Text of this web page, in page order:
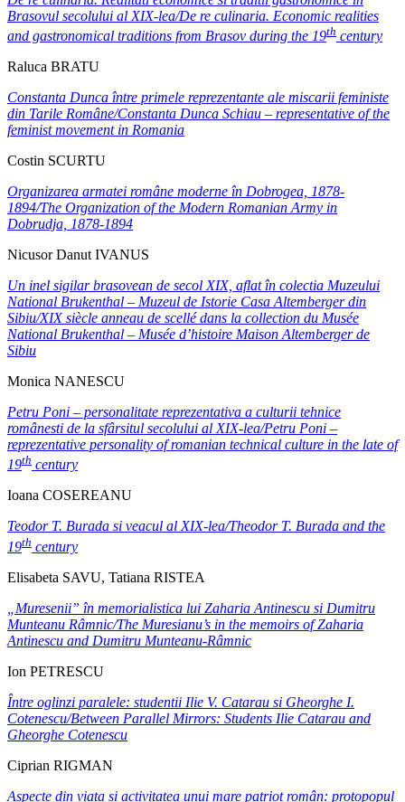
Brasovul secolului al XIX-lea/De re culinaria. Economic realities
and gastronomical traditions from Brasov during the 19th century
Raluca BRATU
Constanta Dunca între primele reprezentante ale miscarii feministe
din Tarile Române/Constanta Dunca Schiau – representative of the
feminist movement in Romania
Costin SCURTU
Organizarea armatei române moderne în Dobrogea, 1878-
1894/The Organization of the Modern Romanian Army in
Dobrudja, 1878-1894
Nicusor Danut IVANUS
Un inel sigilar brasovean de secol XIX, aflat în colectia Muzeului
National Brukenthal – Muzeul de Istorie Casa Altemberger din
Sibiu/XIX siècle anneau de scellé dans la collection du Musée
National Brukenthal – Musée d’histoire Maison Altemberger de
Sibiu
Monica NANESCU
Petru Poni – personalitate reprezentativa a culturii tehnice
românesti de la sfârsitul secolului al XIX-lea/Petru Poni –
reprezentative personality of romanian technical culture in the late of
19th century
Ioana COSEREANU
Teodor T. Burada si veacul al XIX-lea/Theodor T. Burada and the
19th century
Elisabeta SAVU, Tatiana RISTEA
„Muresenii” în memorialistica lui Zaharia Antinescu si Dumitru
Munteanu Râmnic/The Muresianu’s in the memoirs of Zaharia
Antinescu and Dumitru Munteanu-Râmnic
Ion PETRESCU
Între oglinzi paralele: studentii Ilie V. Catarau si Gheorghe I.
Cotenescu/Between Parallel Mirrors: Students Ilie Catarau and
Gheorghe Cotenescu
Ciprian RIGMAN
Aspecte din viata si activitatea unui mare patriot român: protopopul